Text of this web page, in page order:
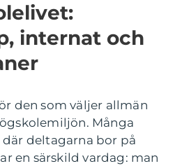
internat och
den som väljer allmän
Många
deltagarna bor på
en särskild vardag: man